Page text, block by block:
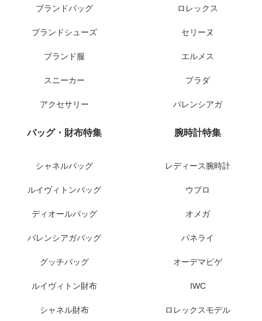
ブランドバッグ
ブランドシューズ
ブランド服
スニーカー
アクセサリー
ロレックス
セリーヌ
エルメス
プラダ
バレンシアガ
バッグ・財布特集
シャネルバッグ
ルイヴィトンバッグ
ディオールバッグ
バレンシアガバッグ
グッチバッグ
ルイヴィトン財布
シャネル財布
腕時計特集
レディース腕時計
ウブロ
オメガ
パネライ
オーデマピゲ
IWC
ロレックスモデル